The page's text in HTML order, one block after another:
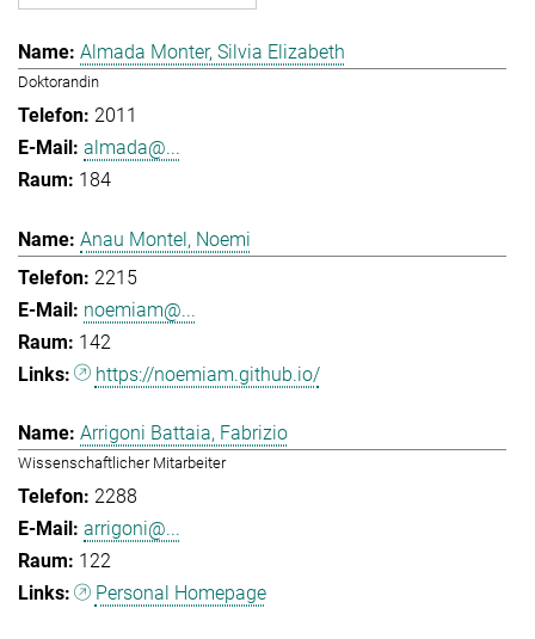
Almada Monter, Silvia Elizabeth
Doktorandin
2011
almada@...
184
Anau Montel, Noemi
2215
noemiam@...
142
https://noemiam.github.io/
Arrigoni Battaia, Fabrizio
Wissenschaftlicher Mitarbeiter
2288
arrigoni@...
122
Personal Homepage